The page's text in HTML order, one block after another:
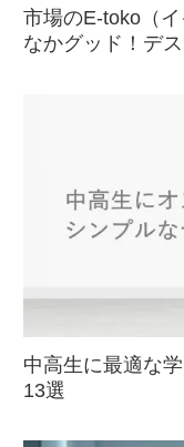
市場のE-toko（
なかグッド！デ
中高生に最適な
13選